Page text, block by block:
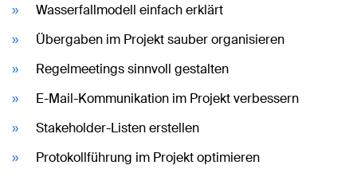
Wasserfallmodell einfach erklärt
Übergaben im Projekt sauber organisieren
Regelmeetings sinnvoll gestalten
E-Mail-Kommunikation im Projekt verbessern
Stakeholder-Listen erstellen
Protokollführung im Projekt optimieren